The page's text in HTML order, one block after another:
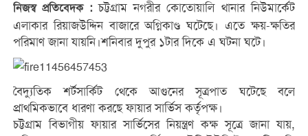
নিজস্ব প্রতিবেদক :চট্টগ্রাম নগরীর কোতোয়ালি থানার নিউমার্কেট
এলাকার রিয়াজউদ্দিন বাজারে অগ্নিকাণ্ড ঘটেছে। এতে ক্ষয়-ক্ষতির
পরিমাণ জানা যায়নি।শনিবার দুপুর ১টার দিকে এ ঘটনা ঘটে।
বৈদ্যুতিক শর্টসার্কিট থেকে আগুনের সূত্রপাত ঘটেছে বলে
প্রাথমিকভাবে ধারণা করছে ফায়ার সার্ভিস কর্তৃপক্ষ।
চট্টগ্রাম বিভাগীয় ফায়ার সার্ভিসের নিয়ন্ত্রণ কক্ষ সূত্রে জানা যায়,